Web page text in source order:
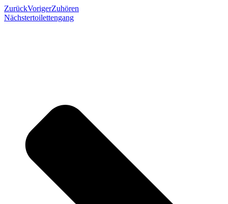
ZurückVorigerZuhören
Nächstertoilettengang